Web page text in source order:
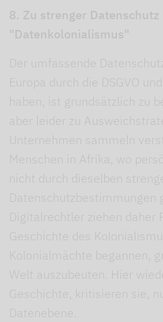
8. Zu strenger
"Datenkolonialismus"
Der umfassende
Europa durch die DSGVO
haben, ist grundsätzlich zu
aber leider zu
Unternehmen sammeln
Menschen in Afrika, wo
nicht durch dieselben
Datenschutzbestimmungen
Digitalrechtler ziehen daher
Geschichte des
Kolonialmächte begannen,
Welt auszubeuten. Hier
Geschichte, kritisieren sie,
Datenebene.